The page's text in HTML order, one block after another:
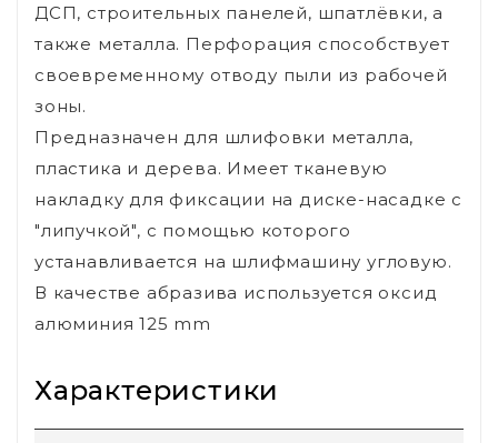
ДСП, строительных панелей, шпатлёвки, а
также металла. Перфорация способствует
своевременному отводу пыли из рабочей
зоны.
Предназначен для шлифовки металла,
пластика и дерева. Имеет тканевую
накладку для фиксации на диске-насадке с
"липучкой", с помощью которого
устанавливается на шлифмашину угловую.
В качестве абразива используется оксид
алюминия 125 mm
Характеристики